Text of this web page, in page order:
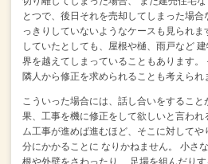
とつで、後日それを売却してしまった場合
っきりしていないようなケースも見られま
していたとしても、屋根や樋、雨戸など
界を越えてしまっていることもあります。
隣人から修正を求められることも考えられ
こういった場合には、話し合いをすること
果、工事を機に修正をして欲しいと言われ
ム工事が進めば進むほど、そこに対して
分にかかることに なりかねません。
小さ